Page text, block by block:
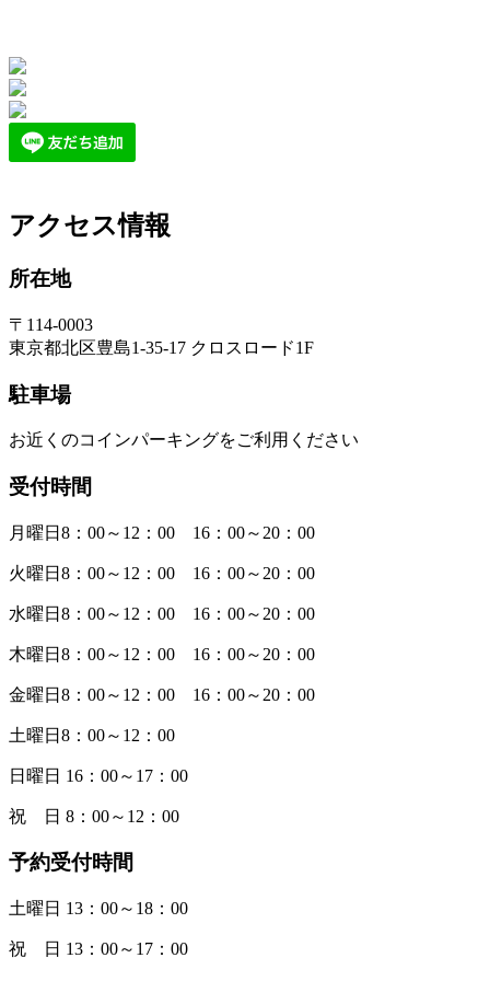
アクセス情報
所在地
〒114-0003
東京都北区豊島1-35-17 クロスロード1F
駐車場
お近くのコインパーキングをご利用ください
受付時間
月曜日8：00～12：00 16：00～20：00
火曜日8：00～12：00 16：00～20：00
水曜日8：00～12：00 16：00～20：00
木曜日8：00～12：00 16：00～20：00
金曜日8：00～12：00 16：00～20：00
土曜日8：00～12：00
日曜日 16：00～17：00
祝 日 8：00～12：00
予約受付時間
土曜日 13：00～18：00
祝 日 13：00～17：00